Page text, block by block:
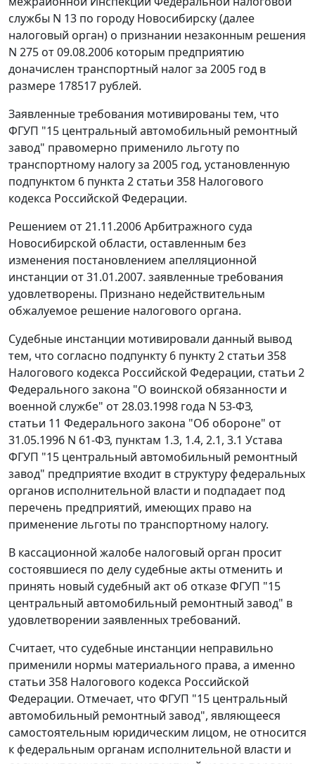
службы N 13 по городу Новосибирску (далее
налоговый орган) о признании незаконным решения
N 275 от 09.08.2006 которым предприятию
доначислен транспортный налог за 2005 год в
размере 178517 рублей.
Заявленные требования мотивированы тем, что
ФГУП "15 центральный автомобильный ремонтный
завод" правомерно применило льготу по
транспортному налогу за 2005 год, установленную
подпунктом 6 пункта 2 статьи 358 Налогового
кодекса Российской Федерации.
Решением от 21.11.2006 Арбитражного суда
Новосибирской области, оставленным без
изменения постановлением апелляционной
инстанции от 31.01.2007. заявленные требования
удовлетворены. Признано недействительным
обжалуемое решение налогового органа.
Судебные инстанции мотивировали данный вывод
тем, что согласно подпункту 6 пункту 2 статьи 358
Налогового кодекса Российской Федерации, статьи 2
Федерального закона "О воинской обязанности и
военной службе" от 28.03.1998 года N 53-ФЗ,
статьи 11 Федерального закона "Об обороне" от
31.05.1996 N 61-ФЗ, пунктам 1.3, 1.4, 2.1, 3.1 Устава
ФГУП "15 центральный автомобильный ремонтный
завод" предприятие входит в структуру федеральных
органов исполнительной власти и подпадает под
перечень предприятий, имеющих право на
применение льготы по транспортному налогу.
В кассационной жалобе налоговый орган просит
состоявшиеся по делу судебные акты отменить и
принять новый судебный акт об отказе ФГУП "15
центральный автомобильный ремонтный завод" в
удовлетворении заявленных требований.
Считает, что судебные инстанции неправильно
применили нормы материального права, а именно
статьи 358 Налогового кодекса Российской
Федерации. Отмечает, что ФГУП "15 центральный
автомобильный ремонтный завод", являющееся
самостоятельным юридическим лицом, не относится
к федеральным органам исполнительной власти и